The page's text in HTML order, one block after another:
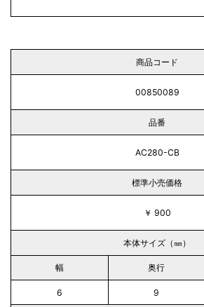
商品コード
00850089
品番
AC280-CB
標準小売価格
￥ 900
本体サイズ（㎜）
幅 奥行
6 9